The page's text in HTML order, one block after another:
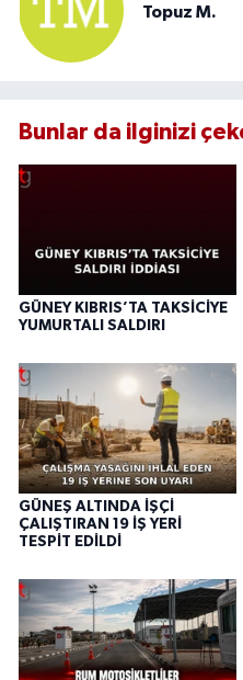
Topuz M.
Bunlar da ilginizi
GÜNEY KIBRIS’TA TAKSİCİYE
YUMURTALI SALDIRI
GÜNEŞ ALTINDA İŞÇİ
ÇALIŞTIRAN 19 İŞ YERİ
TESPİT EDİLDİ